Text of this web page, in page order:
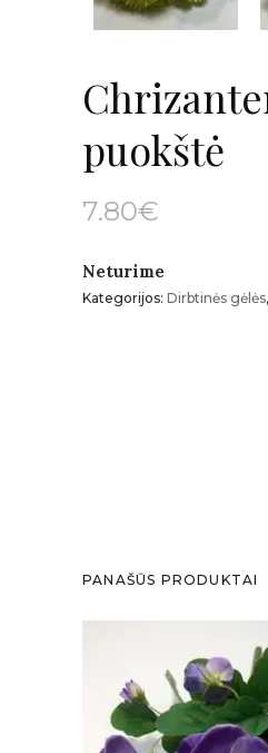
puokštė
7.80€
Neturime
Kategorijos: Dirbtinės gėlės,
PANAŠŪS PRODUKTAI